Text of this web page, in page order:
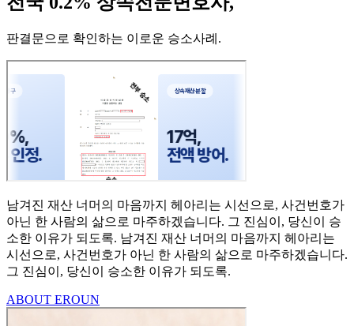
판결문으로 확인하는 이로운 승소사례 .
남겨진 재산 너머의 마음까지 헤아리는 시선으로, 사건번호가
아닌 한 사람의 삶으로 마주하겠습니다. 그 진심이, 당신이 승
소한 이유가 되도록. 남겨진 재산 너머의 마음까지 헤아리는
시선으로, 사건번호가 아닌 한 사람의 삶으로 마주하겠습니다.
그 진심이, 당신이 승소한 이유가 되도록.
ABOUT EROUN